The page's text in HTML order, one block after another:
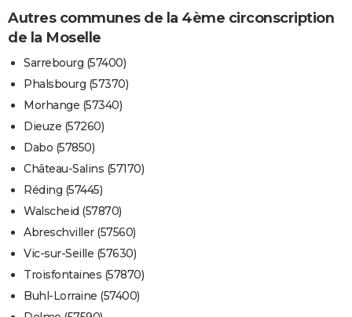
Autres communes de la 4ème circonscription
de la Moselle
Sarrebourg (57400)
Phalsbourg (57370)
Morhange (57340)
Dieuze (57260)
Dabo (57850)
Château-Salins (57170)
Réding (57445)
Walscheid (57870)
Abreschviller (57560)
Vic-sur-Seille (57630)
Troisfontaines (57870)
Buhl-Lorraine (57400)